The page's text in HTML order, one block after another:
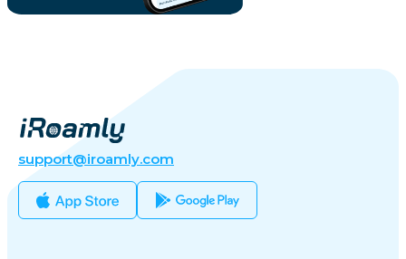
support@iroamly.com